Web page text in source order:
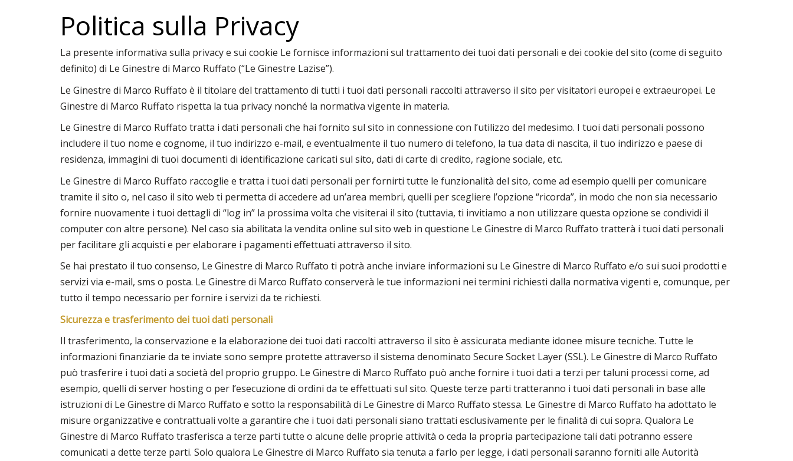
Politica sulla Privacy
La presente informativa sulla privacy e sui cookie Le fornisce informazioni sul trattamento dei tuoi dati personali e dei cookie del sito (come di seguito
definito) di Le Ginestre di Marco Ruffato (“Le Ginestre Lazise”).
Le Ginestre di Marco Ruffato è il titolare del trattamento di tutti i tuoi dati personali raccolti attraverso il sito per visitatori europei e extraeuropei. Le
Ginestre di Marco Ruffato rispetta la tua privacy nonché la normativa vigente in materia.
Le Ginestre di Marco Ruffato tratta i dati personali che hai fornito sul sito in connessione con l’utilizzo del medesimo. I tuoi dati personali possono
includere il tuo nome e cognome, il tuo indirizzo e-mail, e eventualmente il tuo numero di telefono, la tua data di nascita, il tuo indirizzo e paese di
residenza, immagini di tuoi documenti di identificazione caricati sul sito, dati di carte di credito, ragione sociale, etc.
Le Ginestre di Marco Ruffato raccoglie e tratta i tuoi dati personali per fornirti tutte le funzionalità del sito, come ad esempio quelli per comunicare
tramite il sito o, nel caso il sito web ti permetta di accedere ad un’area membri, quelli per scegliere l’opzione “ricorda”, in modo che non sia necessario
fornire nuovamente i tuoi dettagli di “log in” la prossima volta che visiterai il sito (tuttavia, ti invitiamo a non utilizzare questa opzione se condividi il
computer con altre persone). Nel caso sia abilitata la vendita online sul sito web in questione Le Ginestre di Marco Ruffato tratterà i tuoi dati personali
per facilitare gli acquisti e per elaborare i pagamenti effettuati attraverso il sito.
Se hai prestato il tuo consenso, Le Ginestre di Marco Ruffato ti potrà anche inviare informazioni su Le Ginestre di Marco Ruffato e/o sui suoi prodotti e
servizi via e-mail, sms o posta. Le Ginestre di Marco Ruffato conserverà le tue informazioni nei termini richiesti dalla normativa vigenti e, comunque, per
tutto il tempo necessario per fornire i servizi da te richiesti.
Sicurezza e trasferimento dei tuoi dati personali
Il trasferimento, la conservazione e la elaborazione dei tuoi dati raccolti attraverso il sito è assicurata mediante idonee misure tecniche. Tutte le
informazioni finanziarie da te inviate sono sempre protette attraverso il sistema denominato Secure Socket Layer (SSL). Le Ginestre di Marco Ruffato
può trasferire i tuoi dati a società del proprio gruppo. Le Ginestre di Marco Ruffato può anche fornire i tuoi dati a terzi per taluni processi come, ad
esempio, quelli di server hosting o per l’esecuzione di ordini da te effettuati sul sito. Queste terze parti tratteranno i tuoi dati personali in base alle
istruzioni di Le Ginestre di Marco Ruffato e sotto la responsabilità di Le Ginestre di Marco Ruffato stessa. Le Ginestre di Marco Ruffato ha adottato le
misure organizzative e contrattuali volte a garantire che i tuoi dati personali siano trattati esclusivamente per le finalità di cui sopra. Qualora Le
Ginestre di Marco Ruffato trasferisca a terze parti tutte o alcune delle proprie attività o ceda la propria partecipazione tali dati potranno essere
comunicati a dette terze parti. Solo qualora Le Ginestre di Marco Ruffato sia tenuta a farlo per legge, i dati personali saranno forniti alle Autorità